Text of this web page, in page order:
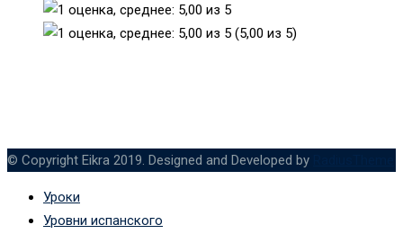
(5,00 из 5)
© Copyright Eikra 2019. Designed and Developed by
Уроки
Уровни испанского